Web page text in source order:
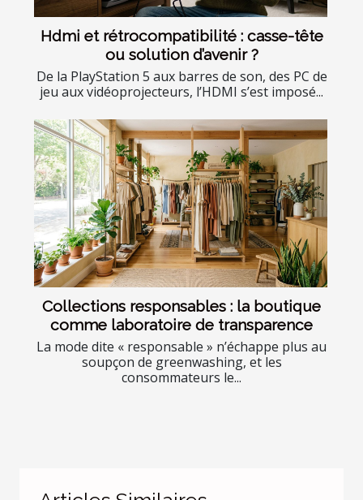
Hdmi et rétrocompatibilité : casse-tête
ou solution d’avenir ?
De la PlayStation 5 aux barres de son, des PC de
jeu aux vidéoprojecteurs, l’HDMI s’est imposé...
Collections responsables : la boutique
comme laboratoire de transparence
La mode dite « responsable » n’échappe plus au
soupçon de greenwashing, et les
consommateurs le...